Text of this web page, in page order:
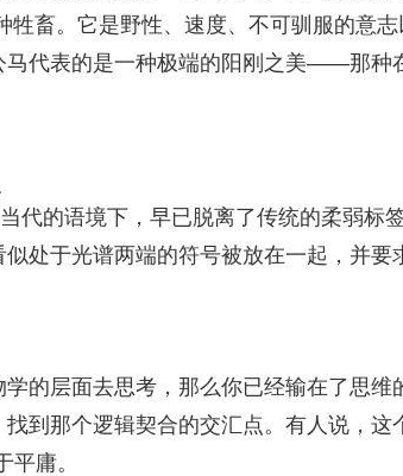
牲畜。它是野性、速度、不可驯服的意
马代表的是一种极端的阳刚之美——那种
代的语境下，早已脱离了传统的柔弱标
处于光谱两端的符号被放在一起，并要
的层面去思考，那么你已经输在了思
到那个逻辑契合的交汇点。有人说，这
平庸。